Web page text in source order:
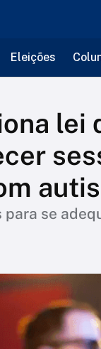
Eleições
lei
se